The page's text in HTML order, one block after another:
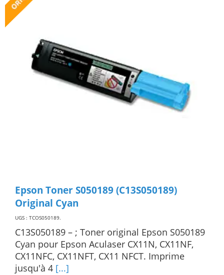
Epson Toner S050189 (C13S050189)
Original Cyan
UGS : TCOS050189.
C13S050189 – ; Toner original Epson S050189
Cyan pour Epson Aculaser CX11N, CX11NF,
CX11NFC, CX11NFT, CX11 NFCT. Imprime
jusqu'à 4 [...]